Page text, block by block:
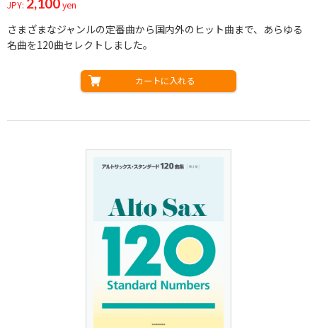
JPY: yen
さまざまなジャンルの定番曲から国内外のヒット曲まで、あらゆる
名曲を120曲セレクトしました。
カートに入れる